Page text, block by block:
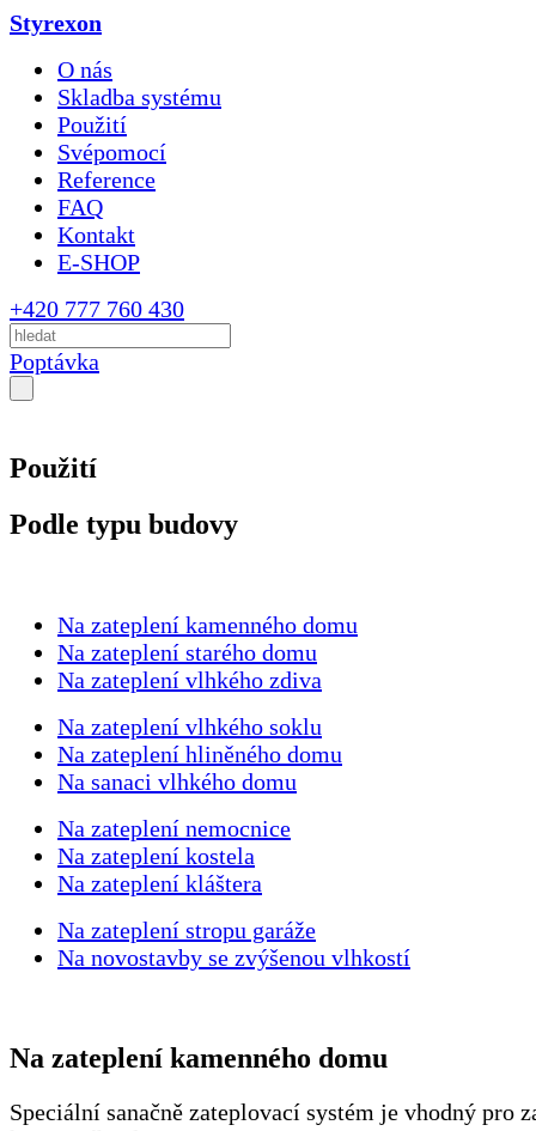
Styrexon
O nás
Skladba systému
Použití
Svépomocí
Reference
FAQ
Kontakt
E-SHOP
+420 777 760 430
Poptávka
Použití
Podle typu budovy
Na zateplení kamenného domu
Na zateplení starého domu
Na zateplení vlhkého zdiva
Na zateplení vlhkého soklu
Na zateplení hliněného domu
Na sanaci vlhkého domu
Na zateplení nemocnice
Na zateplení kostela
Na zateplení kláštera
Na zateplení stropu garáže
Na novostavby se zvýšenou vlhkostí
Na zateplení kamenného domu
Speciální sanačně zateplovací systém je vhodný pro